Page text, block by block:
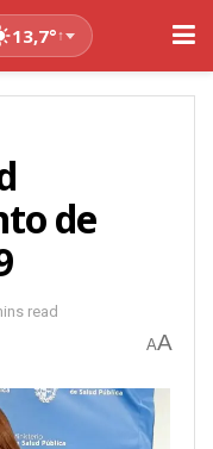
13,7°↑
de
read
AA